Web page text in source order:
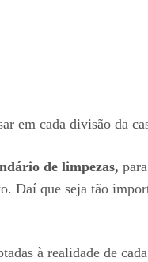
em cada divisão da
de limpezas,
Daí que seja tão
à realidade de